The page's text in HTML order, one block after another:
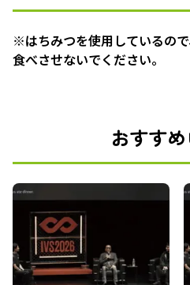
※はちみつを使用しているの
食べさせないでください。
おすす